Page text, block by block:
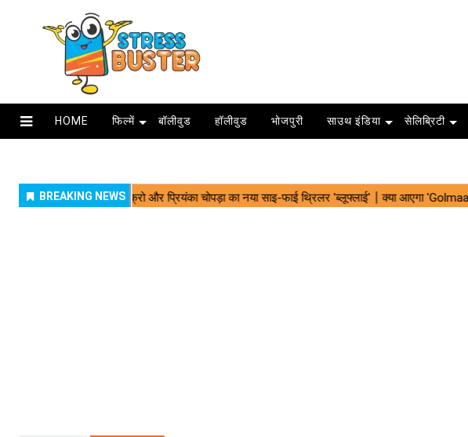
HOME फिल्में बॉलीवुड हॉलीवुड भोजपुरी साउथ इंडिया सेलिब्रिटी